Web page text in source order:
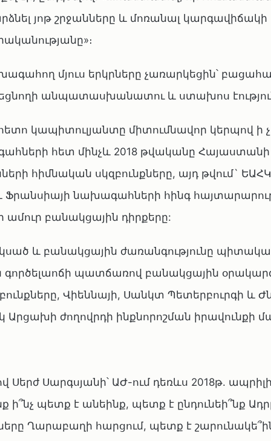
յոթ շրջանները և մոռանալ կարգավիճակի
մյուս երկրները չառարկեցին՝
անպատասխանատու և ստախոս
կապիտուլյանտը միտումնավոր կերպով ի
հետ մինչև 2018 թվականը Հայաստանի
հիմնական սկզբունքները, այդ թվում`
նախագահների հինգ
բանակցային դիրքերը:
և բանակցային ժառանգությունը
պատճառով բանակցային
Վիեննայի, Սանկտ Պետերբուրգի և
ժողովրդի ինքնորոշման իրավունքի
Սարգսյանի՝ ԱԺ-ում դեռևս 2018թ.
ի՞նչ պետք է անեինք, պետք է ընդունեի՞նք
Ղարաբաղի հարցում, պետք է